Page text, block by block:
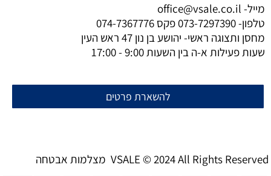
מייל- office@vsale.co.il
טלפון-073-7297390פקס 074-7367776
מחסן ותצוגה ראשי- יהושע בן נון 47 ראש העין
שעות פעילות א-ה בין השעות 9:00 - 17:00
להשארת פרטים
מצלמות אבטחה VSALE © 2024 All Rights Reserved